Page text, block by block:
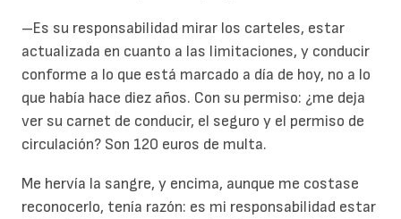
–Es su responsabilidad mirar los carteles, estar
actualizada en cuanto a las limitaciones, y conducir
conforme a lo que está marcado a día de hoy, no a lo
que había hace diez años. Con su permiso: ¿me deja
ver su carnet de conducir, el seguro y el permiso de
circulación? Son 120 euros de multa.
Me hervía la sangre, y encima, aunque me costase
reconocerlo, tenía razón: es mi responsabilidad estar